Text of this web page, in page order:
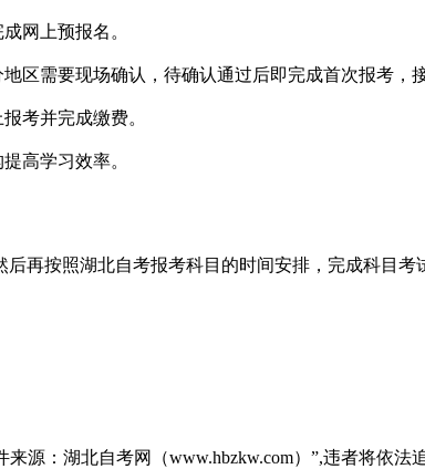
网上预报名。
区需要现场确认，待确认通过后即完成首次报考，
考并完成缴费。
高学习效率。
再按照湖北自考报考科目的时间安排，完成科目考
源：湖北自考网（www.hbzkw.com）”,违者将依法